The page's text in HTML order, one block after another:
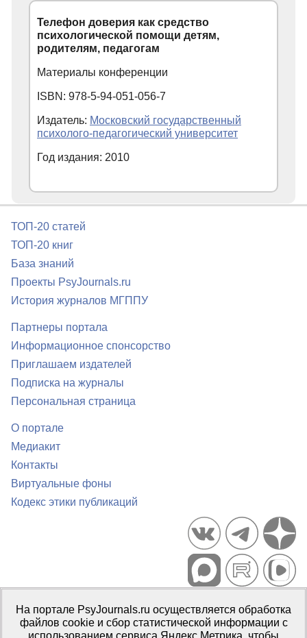
Телефон доверия как средство
психологической помощи детям,
родителям, педагогам
Материалы конференции
ISBN: 978-5-94-051-056-7
Издатель: Московский государственный
психолого-педагогический университет
Год издания: 2010
ТОП-20 статей
ТОП-20 книг
База знаний
Проекты PsyJournals.ru
История журналов МГППУ
Партнеры портала
Информационное спонсорство
Приглашаем издателей
Подписка на журналы
Персональная страница
О портале
Медиакит
Контакты
Виртуальные фоны
Кодекс этики публикаций
Портал психологических изданий PsyJournals.ru, 2007–2026
Правила использования материалов
Свидетельство регистрации СМИЭл № ФС77-66447 от 14 июля
На портале PsyJournals.ru осуществляется обработка
файлов cookie и сбор статистической информации с
использованием сервиса Яндекс.Метрика, чтобы